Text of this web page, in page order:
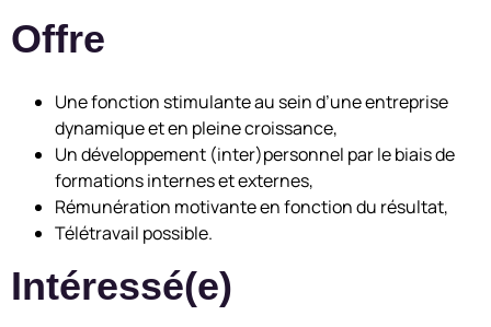
Offre
Une fonction stimulante au sein d’une entreprise
dynamique et en pleine croissance,
Un développement (inter)personnel par le biais de
formations internes et externes,
Rémunération motivante en fonction du résultat,
Télétravail possible.
Intéressé(e)